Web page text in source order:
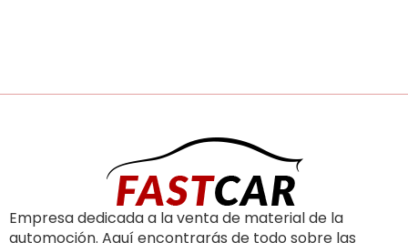
Empresa dedicada a la venta de material de la
automoción. Aquí encontrarás de todo sobre las